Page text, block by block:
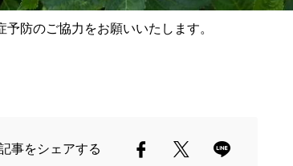
防のご協力をお願いいたします。
事をシェアする